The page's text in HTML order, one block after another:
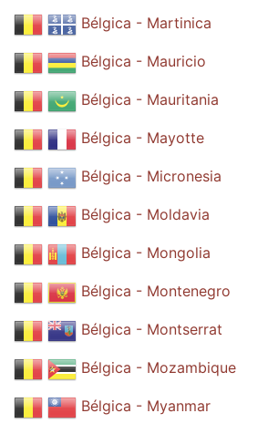
Bélgica - Martinica
Bélgica - Mauricio
Bélgica - Mauritania
Bélgica - Mayotte
Bélgica - Micronesia
Bélgica - Moldavia
Bélgica - Mongolia
Bélgica - Montenegro
Bélgica - Montserrat
Bélgica - Mozambique
Bélgica - Myanmar